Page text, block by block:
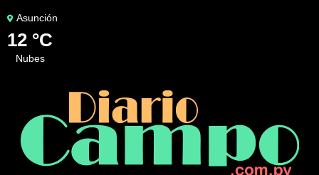
Asunción
12 °C
nubes